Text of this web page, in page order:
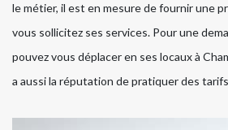
le métier, il est en mesure de fournir une
vous sollicitez ses services. Pour une
pouvez vous déplacer en ses locaux à
a aussi la réputation de pratiquer des